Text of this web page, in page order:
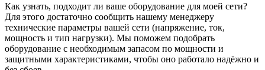
Как узнать, подходит ли ваше оборудование для моей сети?
Для этого достаточно сообщить нашему менеджеру
технические параметры вашей сети (напряжение, ток,
мощность и тип нагрузки). Мы поможем подобрать
оборудование с необходимым запасом по мощности и
защитными характеристиками, чтобы оно работало надёжно и